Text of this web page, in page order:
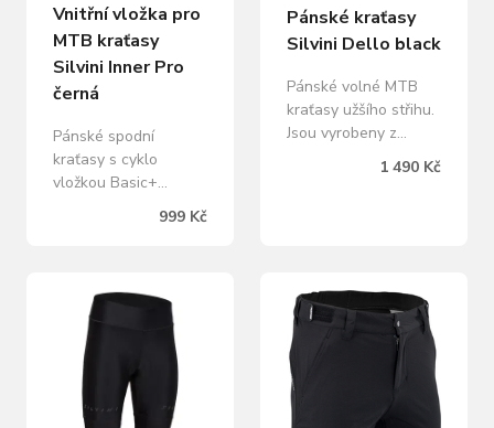
Vnitřní vložka pro
MTB kraťasy
Silvini Inner Pro
černá
Pánské spodní
kraťasy s cyklo
vložkou Basic+
Zakončené jsou
protiskluzovým
elastickým lemem a v
pase mají poutka pro
lepší uchycení na
kalhoty.
999 Kč
Pánské kraťasy
Silvini Dello black
Pánské volné MTB
kraťasy užšího střihu.
Jsou vyrobeny z
funkčního a velmi
zipové kapsy.
1 490 Kč